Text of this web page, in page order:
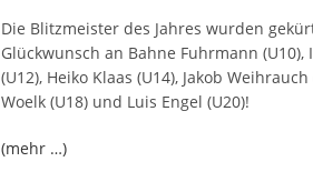
Die Blitzmeister des Jahres wurden
Glückwunsch an Bahne Fuhrmann (U10),
(U12), Heiko Klaas (U14), Jakob Weihrauch
Woelk (U18) und Luis Engel (U20)!
(mehr …)